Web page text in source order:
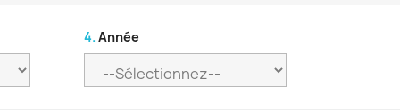
4. Année